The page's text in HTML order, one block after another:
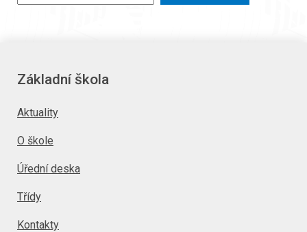
Základní škola
Aktuality
O škole
Úřední deska
Třídy
Kontakty